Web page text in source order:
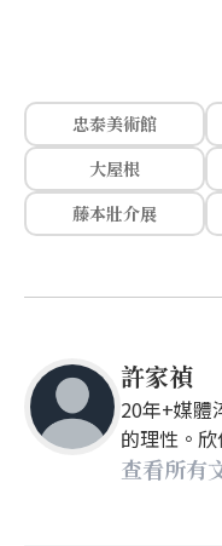
忠泰美術館
大屋根
藤本壯介展
許家禎
20年+媒體
的理性。
查看所有